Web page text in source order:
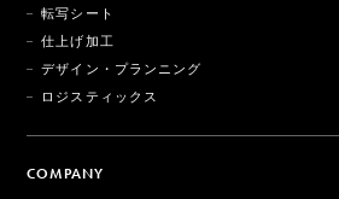
転写シート
仕上げ加工
デザイン・プランニング
ロジスティックス
COMPANY